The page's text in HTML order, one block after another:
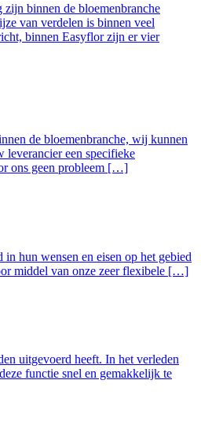
binnen de bloemenbranche
van verdelen is binnen veel
binnen Easyflor zijn er vier
de bloemenbranche, wij kunnen
leverancier een specifieke
ons geen probleem […]
hun wensen en eisen op het gebied
middel van onze zeer flexibele […]
uitgevoerd heeft. In het verleden
functie snel en gemakkelijk te